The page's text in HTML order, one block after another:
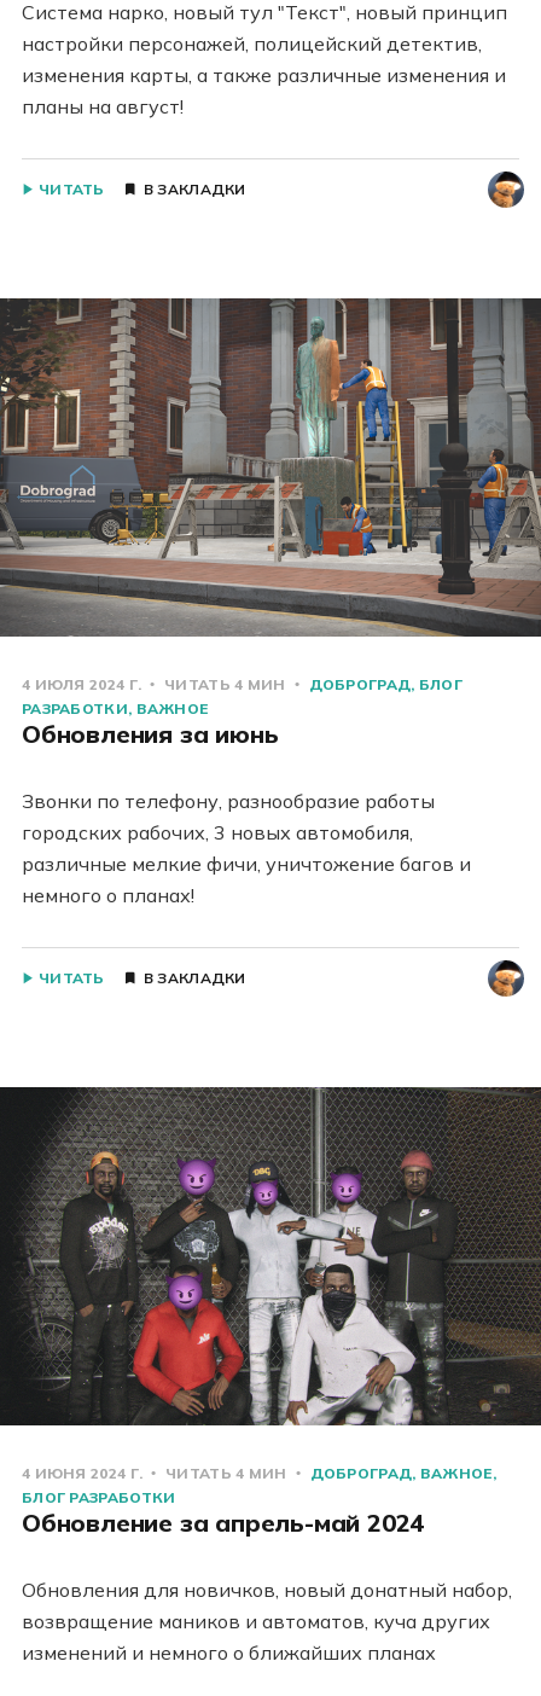
Система нарко, новый тул "Текст", новый принцип
настройки персонажей, полицейский детектив,
изменения карты, а также различные изменения и
планы на август!
ЧИТАТЬ В ЗАКЛАДКИ
4 ИЮЛЯ 2024 Г. ЧИТАТЬ 4 МИН ДОБРОГРАД БЛОГ
РАЗРАБОТКИ ВАЖНОЕ
Обновления за июнь
Звонки по телефону, разнообразие работы
городских рабочих, 3 новых автомобиля,
различные мелкие фичи, уничтожение багов и
немного о планах!
ЧИТАТЬ В ЗАКЛАДКИ
4 ИЮНЯ 2024 Г. ЧИТАТЬ 4 МИН ДОБРОГРАД ВАЖНОЕ
БЛОГ РАЗРАБОТКИ
Обновление за апрель-май 2024
Обновления для новичков, новый донатный набор,
возвращение маников и автоматов, куча других
изменений и немного о ближайших планах